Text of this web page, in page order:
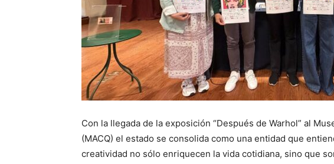
Con la llegada de la exposición “Después de Warhol” al
(MACQ) el estado se consolida como una entidad que
creatividad no sólo enriquecen la vida cotidiana, sino que